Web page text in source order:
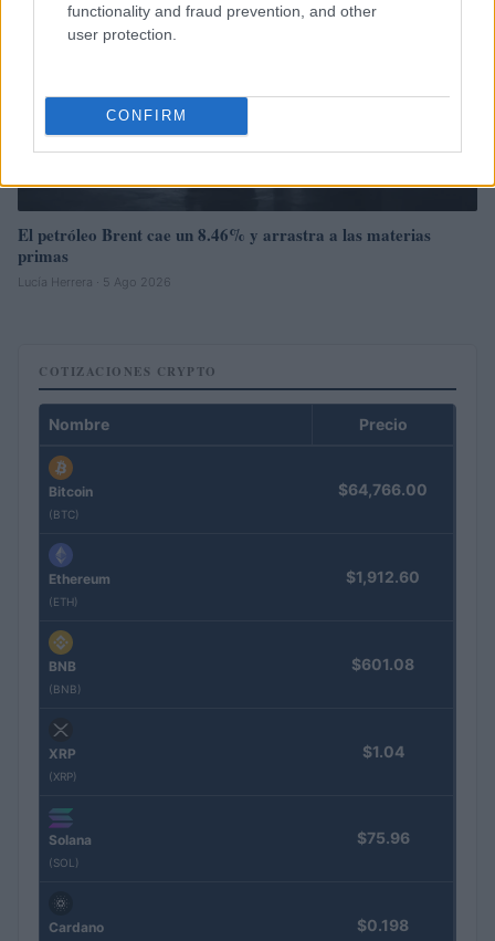
functionality and fraud prevention, and other
user protection.
CONFIRM
El petróleo Brent cae un 8.46% y arrastra a las materias
primas
Lucía Herrera · 5 Ago 2026
COTIZACIONES CRYPTO
Nombre Precio
Bitcoin
(BTC)
$64,766.00
Ethereum
(ETH)
$1,912.60
BNB
(BNB)
$601.08
XRP
(XRP)
$1.04
Solana
(SOL)
$75.96
Cardano $0.198